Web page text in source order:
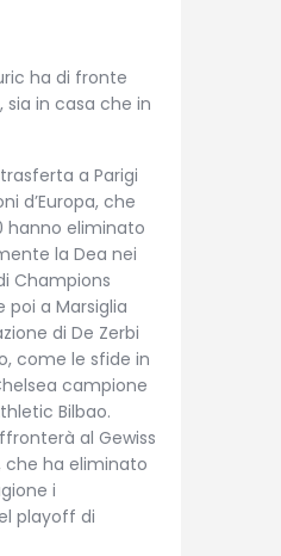
ha di fronte
in casa che in
a Parigi
d’Europa, che
hanno eliminato
la Dea nei
Champions
poi a Marsiglia
di De Zerbi
come le sfide in
campione
Bilbao.
al Gewiss
che ha eliminato
i
playoff di